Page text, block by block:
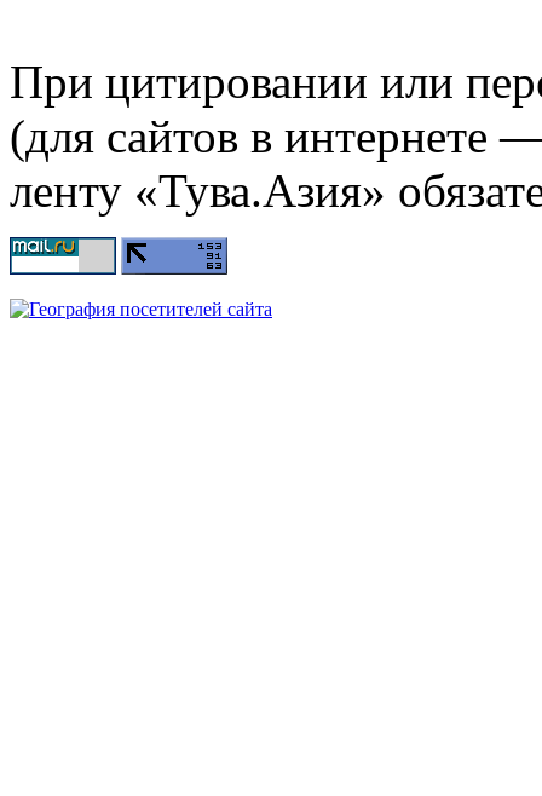
При цитировании или
(для сайтов в интернете
ленту «Тува.Азия»